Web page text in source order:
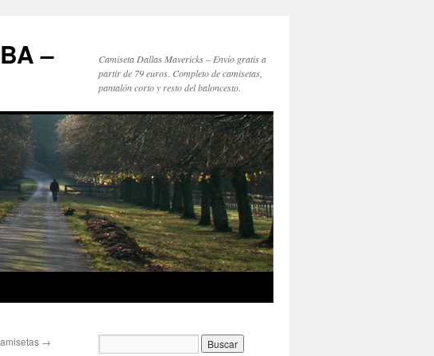
–
Camiseta Dallas Mavericks – Envío gratis a
partir de 79 euros. Completo de camisetas,
pantalón corto y resto del baloncesto.
→